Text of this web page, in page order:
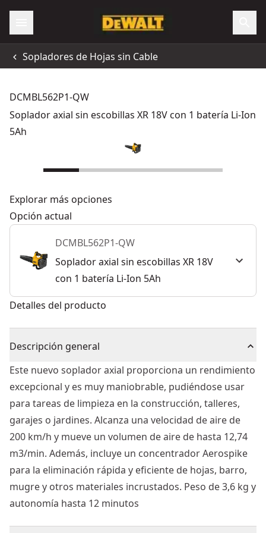
Sopladores de Hojas sin Cable
DCMBL562P1-QW
Soplador axial sin escobillas XR 18V con 1 batería Li-Ion
5Ah
Explorar más opciones
Opción actual
DCMBL562P1-QW
Soplador axial sin escobillas XR 18V
con 1 batería Li-Ion 5Ah
Detalles del producto
Descripción general
Este nuevo soplador axial proporciona un rendimiento
excepcional y es muy maniobrable, pudiéndose usar
para tareas de limpieza en la construcción, talleres,
garajes o jardines. Alcanza una velocidad de aire de
200 km/h y mueve un volumen de aire de hasta 12,74
m3/min. Además, incluye un concentrador Aerospike
para la eliminación rápida y eficiente de hojas, barro,
mugre y otros materiales incrustados. Peso de 3,6 kg y
autonomía hasta 12 minutos